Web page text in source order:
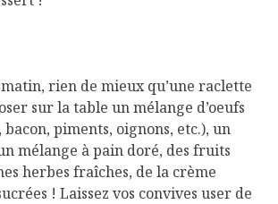
rien de mieux qu’une raclette
sur la table un mélange d’oeufs
piments, oignons, etc.), un
mélange à pain doré, des fruits
herbes fraîches, de la crème
! Laissez vos convives user de